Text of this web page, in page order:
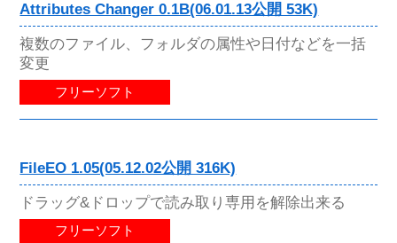
Attributes Changer 0.1B(06.01.13公開 53K)
複数のファイル、フォルダの属性や日付などを一括
変更
フリーソフト
FileEO 1.05(05.12.02公開 316K)
ドラッグ&ドロップで読み取り専用を解除出来る
フリーソフト